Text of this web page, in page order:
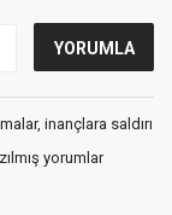
inançlara saldırı
yorumlar